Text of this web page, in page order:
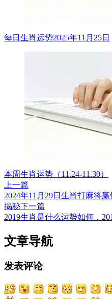
每日生肖运势2025年11月25日
本周生肖运势（11.24-11.30）
上一篇
2024年11月29日生肖打麻将
揭秘下一篇
2019生肖是什么运势如何，
文章导航
发表评论